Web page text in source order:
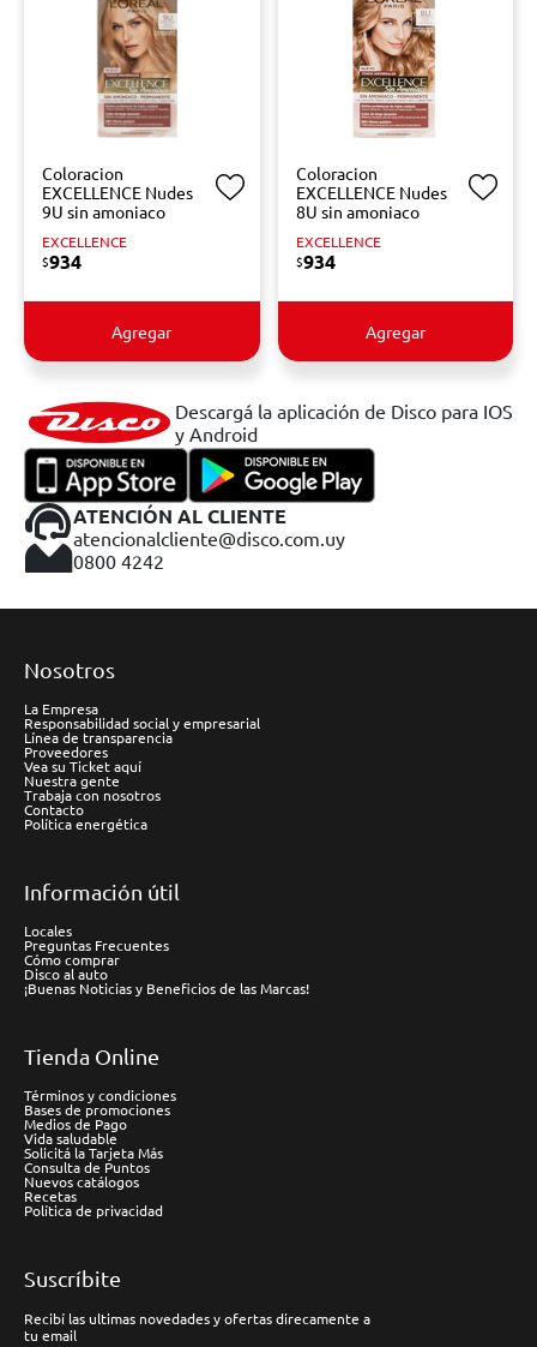
Coloracion
EXCELLENCE Nudes
9U sin amoniaco
EXCELLENCE
$934
Agregar
Coloracion
EXCELLENCE Nudes
8U sin amoniaco
EXCELLENCE
$934
Agregar
Descargá la aplicación de Disco para IOS
y Android
ATENCIÓN AL CLIENTE
atencionalcliente@disco.com.uy
0800 4242
Nosotros
La Empresa
Responsabilidad social y empresarial
Línea de transparencia
Proveedores
Vea su Ticket aquí
Nuestra gente
Trabaja con nosotros
Contacto
Política energética
Información útil
Locales
Preguntas Frecuentes
Cómo comprar
Disco al auto
¡Buenas Noticias y Beneficios de las Marcas!
Tienda Online
Términos y condiciones
Bases de promociones
Medios de Pago
Vida saludable
Solicitá la Tarjeta Más
Consulta de Puntos
Nuevos catálogos
Recetas
Política de privacidad
Suscríbite
Recibí las ultimas novedades y ofertas direcamente a
tu email